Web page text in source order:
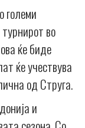
големи
во
ќе биде
ќе учествува
од Струга.
и